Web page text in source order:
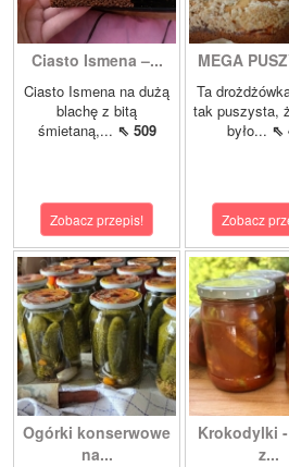
Ciasto Ismena –...
Ciasto Ismena na dużą
blachę z bitą
śmietaną,... ⇖ 509
Zobacz przepis!
MEGA
Ta
tak puszysta,
było... ⇖
Zobacz
Ogórki konserwowe
na...
Krokodylki
z...